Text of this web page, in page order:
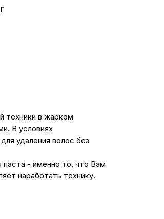
техники в жарком
В условиях
удаления волос без
паста - именно то, что Вам
наработать технику.